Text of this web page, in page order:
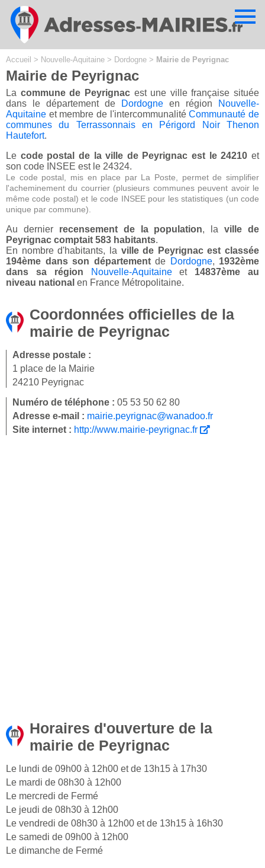
Accueil > Nouvelle-Aquitaine > Dordogne > Mairie de Peyrignac
Mairie de Peyrignac
La commune de Peyrignacest une ville française située
dans le département de
Dordogne en région
Nouvelle-
Aquitaine et membre de l'intercommunalitéCommunauté de
communes du Terrassonnais en Périgord Noir Thenon
Hautefort.
Le code postal de la ville de Peyrignac est le 24210 et
son code INSEE est le 24324.
Le code postal, mis en place par La Poste, permet de simplifier
l'acheminement du courrier (plusieurs communes peuvent avoir le
même code postal) et le code INSEE pour les statistiques (un code
unique par commune).
Au dernier recensement de la population, laville de
Peyrignac comptait 583 habitants.
En nombre d'habitants, la ville de Peyrignac est classée
194ème dans son départementde Dordogne, 1932ème
dans sa région
Nouvelle-Aquitaineet 14837ème au
niveau national en France Métropolitaine.
Coordonnées officielles de la
mairie de Peyrignac
Adresse postale :
1 place de la Mairie
24210 Peyrignac
Numéro de téléphone : 05 53 50 62 80
Adresse e-mail : mairie.peyrignac@wanadoo.fr
Site internet : http://www.mairie-peyrignac.fr
Horaires d'ouverture de la
mairie de Peyrignac
Le lundi de 09h00 à 12h00 et de 13h15 à 17h30
Le mardi de 08h30 à 12h00
Le mercredi de Fermé
Le jeudi de 08h30 à 12h00
Le vendredi de 08h30 à 12h00 et de 13h15 à 16h30
Le samedi de 09h00 à 12h00
Le dimanche de Fermé
Cookies management panel